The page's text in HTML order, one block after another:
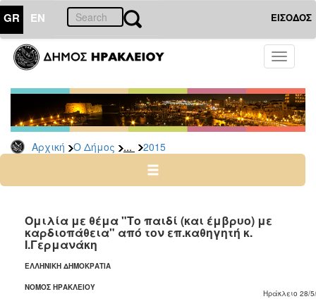
GR EN ΕΙΣΟΔΟΣ
Toggle
Αρχική Ο Δήμος ... 2015
ΔΗΜΟΣ
Δελτία
Τύπου
Αρχείο
2026
2024
2022
2021
Oμιλία με θέμα "Το παιδί (και έμβρυο) με
καρδιοπάθεια" από τον επ.καθηγητή κ.
Ι.Γερμανάκη
ΕΛΛΗΝΙΚΗ ΔΗΜΟΚΡΑΤΙΑ
ΝΟΜΟΣ ΗΡΑΚΛΕΙΟΥ
Ηράκλειο 28/